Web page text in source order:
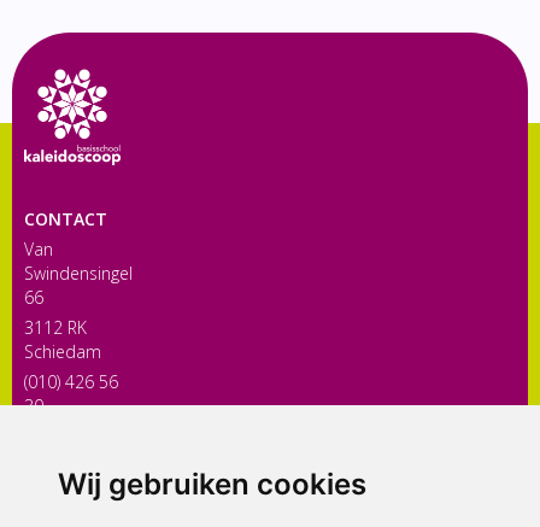
Wij gebruiken cookies
CONTACT
Van
Swindensingel
66
3112 RK
Schiedam
(010) 426 56
30
ONDERDEEL VAN